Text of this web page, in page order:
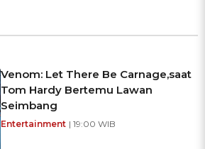
Venom: Let There Be Carnage,saat
Tom Hardy Bertemu Lawan
Seimbang
Entertainment | 19:00 WIB